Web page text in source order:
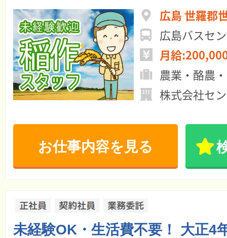
広島 世羅郡
広島バスセ
月給
農業・酪農
株式会社セ
お仕事内容を見る
未経験OK・生活費不要！ 大正4